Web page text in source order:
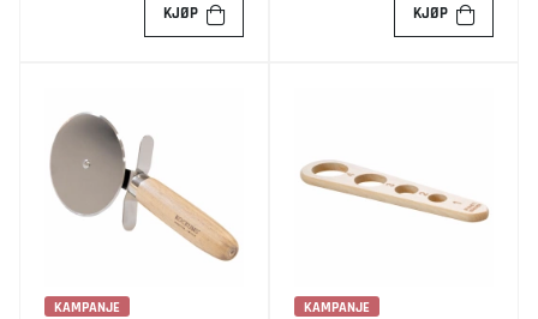
KJØP KJØP
KAMPANJE KAMPANJE